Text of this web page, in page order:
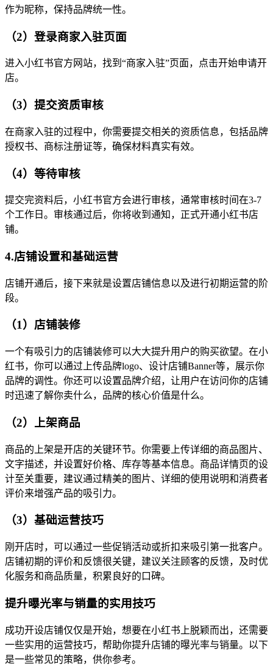
作为昵称，保持品牌统一性。
（2）登录商家入驻页面
进入小红书官方网站，找到“商家入驻”页面，点击开始申请开
店。
（3）提交资质审核
在商家入驻的过程中，你需要提交相关的资质信息，包括品牌
授权书、商标注册证等，确保材料真实有效。
（4）等待审核
提交完资料后，小红书官方会进行审核，通常审核时间在3-7
个工作日。审核通过后，你将收到通知，正式开通小红书店
铺。
4.店铺设置和基础运营
店铺开通后，接下来就是设置店铺信息以及进行初期运营的阶
段。
（1）店铺装修
一个有吸引力的店铺装修可以大大提升用户的购买欲望。在小
红书，你可以通过上传品牌logo、设计店铺Banner等，展示你
品牌的调性。你还可以设置品牌介绍，让用户在访问你的店铺
时迅速了解你卖什么，品牌的核心价值是什么。
（2）上架商品
商品的上架是开店的关键环节。你需要上传详细的商品图片、
文字描述，并设置好价格、库存等基本信息。商品详情页的设
计至关重要，建议通过精美的图片、详细的使用说明和消费者
评价来增强产品的吸引力。
（3）基础运营技巧
刚开店时，可以通过一些促销活动或折扣来吸引第一批客户。
店铺初期的评价和反馈很关键，建议关注顾客的反馈，及时优
化服务和商品质量，积累良好的口碑。
提升曝光率与销量的实用技巧
成功开设店铺仅仅是开始，想要在小红书上脱颖而出，还需要
一些实用的运营技巧，帮助你提升店铺的曝光率与销量。以下
是一些常见的策略，供你参考。